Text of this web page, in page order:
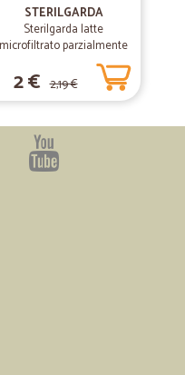
13/12/2018
STERILGARDA
Sterilgarda latte
microfiltrato parzialmente
2 € 2,19 €